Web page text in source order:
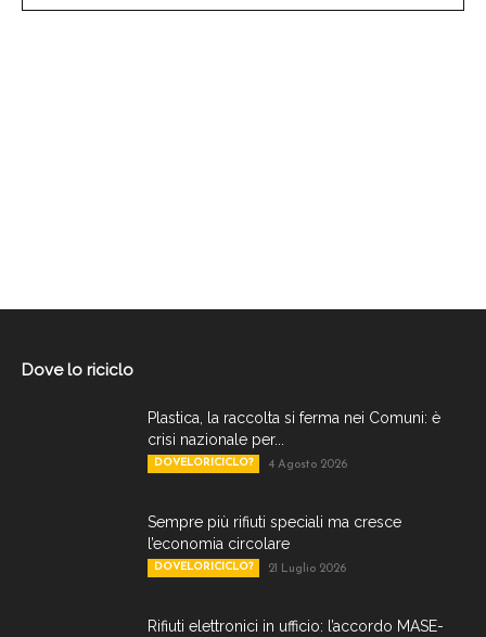
Dove lo riciclo
Plastica, la raccolta si ferma nei Comuni: è
crisi nazionale per...
DOVELORICICLO? 4 Agosto 2026
Sempre più rifiuti speciali ma cresce
l’economia circolare
DOVELORICICLO? 21 Luglio 2026
Rifiuti elettronici in ufficio: l’accordo MASE-